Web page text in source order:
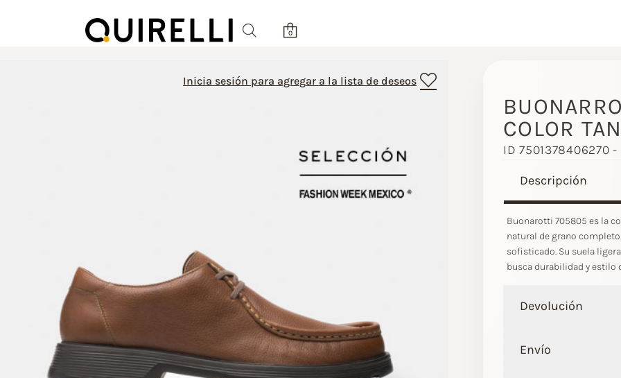
0
Inicia sesión para agregar a la lista de deseos
COLOR
ID 7501378406270
Descripción
Buonarotti 705805 es la
natural de grano
sofisticado. Su suela
busca durabilidad y
Devolución
Envío